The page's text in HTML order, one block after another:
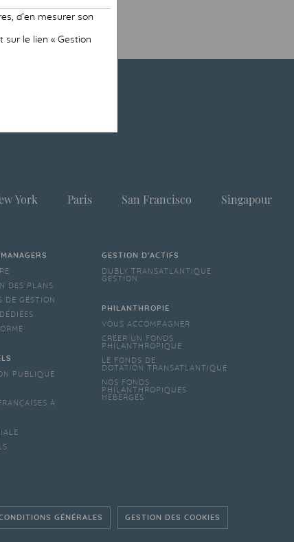
York Paris San Francisco Singapour
DES PLANS
DE GESTION
PUBLIQUE
À
GESTION D'ACTIFS
DUBLY TRANSATLANTIQUE
GESTION
PHILANTHROPIE
VOUS ACCOMPAGNER
CRÉER UN FONDS
PHILANTHROPIQUE
LE FONDS DE
DOTATION TRANSATLANTIQUE
NOS FONDS
PHILANTHROPIQUES
HÉBERGÉS
GÉNÉRALES GESTION DES COOKIES
d’en mesurer son
sur le lien « Gestion